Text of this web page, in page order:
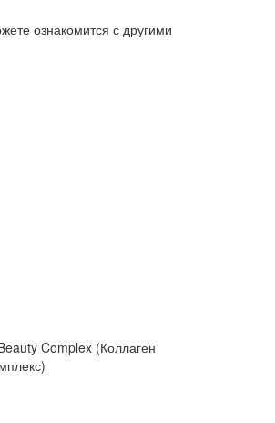
ознакомится с другими
Complex (Коллаген